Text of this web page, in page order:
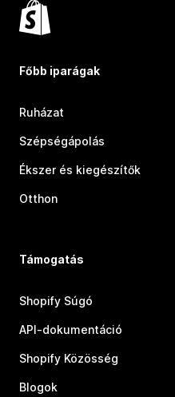
Főbb iparágak
Ruházat
Szépségápolás
Ékszer és kiegészítők
Otthon
Támogatás
Shopify Súgó
API-dokumentáció
Shopify Közösség
Blogok